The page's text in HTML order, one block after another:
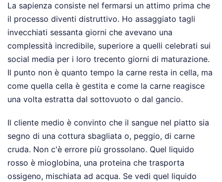
La sapienza consiste nel fermarsi un attimo prima che
il processo diventi distruttivo. Ho assaggiato tagli
invecchiati sessanta giorni che avevano una
complessità incredibile, superiore a quelli celebrati sui
social media per i loro trecento giorni di maturazione.
Il punto non è quanto tempo la carne resta in cella, ma
come quella cella è gestita e come la carne reagisce
una volta estratta dal sottovuoto o dal gancio.
Il cliente medio è convinto che il sangue nel piatto sia
segno di una cottura sbagliata o, peggio, di carne
cruda. Non c'è errore più grossolano. Quel liquido
rosso è mioglobina, una proteina che trasporta
ossigeno, mischiata ad acqua. Se vedi quel liquido